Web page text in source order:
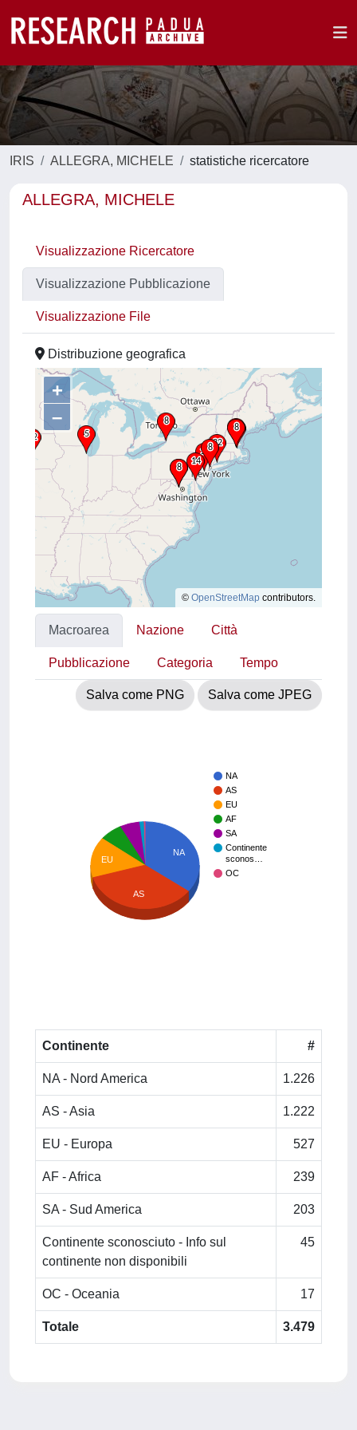
IRIS ALLEGRA, MICHELE statistiche ricercatore
ALLEGRA, MICHELE
Visualizzazione Ricercatore
Visualizzazione Pubblicazione
Visualizzazione File
Distribuzione geografica
+
–
© OpenStreetMap contributors.
Macroarea Nazione Città
Pubblicazione Categoria Tempo
Salva come PNG Salva come JPEG
NA
AS
EU
AF
SA
Continente
sconos…
OC
NA
EU
AS
Continente #
NA - Nord America 1.226
AS - Asia 1.222
EU - Europa 527
AF - Africa 239
SA - Sud America 203
Continente sconosciuto - Info sul
continente non disponibili
45
OC - Oceania 17
Totale 3.479